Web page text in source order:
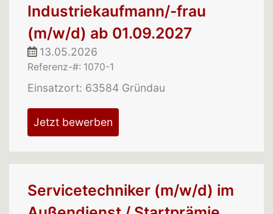
Industriekaufmann/-frau
(m/w/d) ab 01.09.2027
13.05.2026
Referenz-#: 1070-1
Einsatzort: 63584 Gründau
Jetzt bewerben
Servicetechniker (m/w/d) im